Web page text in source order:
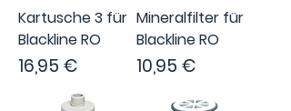
Kartusche 3 für
Blackline RO
Preis
16,95 €
Mineralfilter für
Blackline RO
Preis
10,95 €